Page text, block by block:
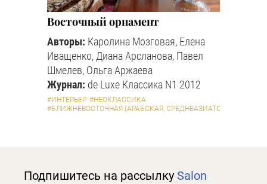
Восточный орнамент
Авторы: Каролина Мозговая, Елена
Иващенко, Диана Арсланова, Павел
Шмелев, Ольга Аржаева
Журнал: de Luxe Классика N1 2012
#ИНТЕРЬЕР #НЕОКЛАССИКА
#БЛИЖНЕВОСТОЧНАЯ (АРАБСКАЯ, СРЕДНЕАЗИАТСКАЯ И ПР.)
Подпишитесь на рассылку Salon